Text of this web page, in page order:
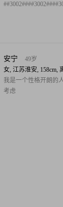
安宁
49岁
女, 江苏淮安, 158cm,
我是一个性格开朗的
考虑